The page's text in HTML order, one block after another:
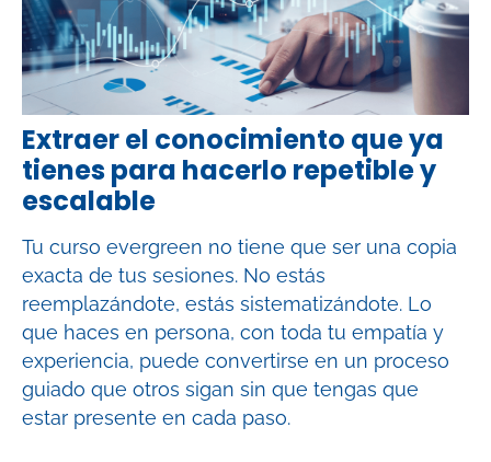
Extraer el conocimiento que ya
tienes para hacerlo repetible y
escalable
Tu curso evergreen no tiene que ser una copia
exacta de tus sesiones. No estás
reemplazándote, estás sistematizándote. Lo
que haces en persona, con toda tu empatía y
experiencia, puede convertirse en un proceso
guiado que otros sigan sin que tengas que
estar presente en cada paso.